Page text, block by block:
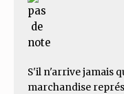
S'il n'arrive jamais
marchandise